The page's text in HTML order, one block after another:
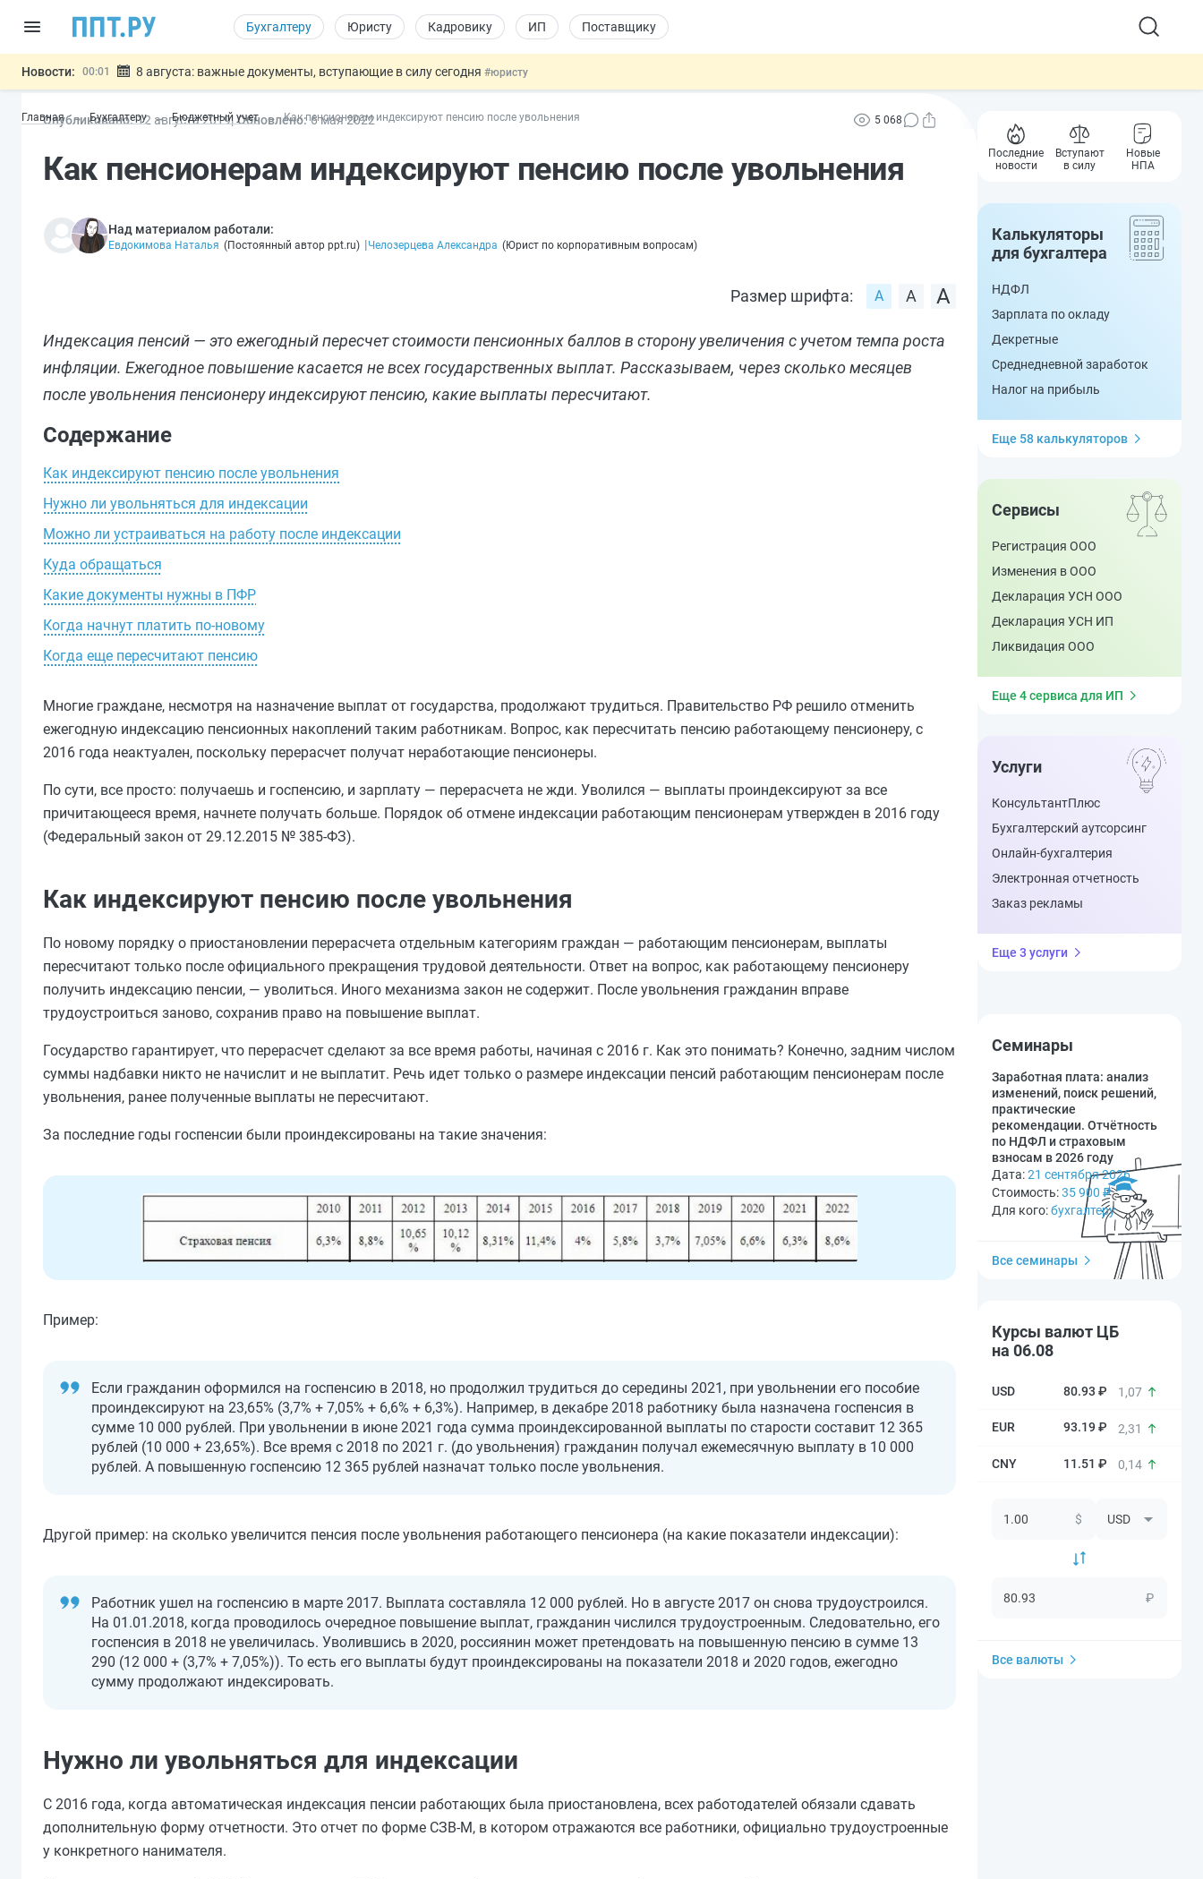
Бухгалтеру Юристу Кадровику ИП Поставщику
Новости: 00:01 8 августа: важные документы, вступающие в силу сегодня #юристу
07.08 Дистанционную работу беременных пропишут в ТК РФ #кадровику
07.08
Важно Разработают единые критерии трудовых и ГПХ-отношений #кадровику
Главная Бухгалтеру Бюджетный учет Как пенсионерам индексируют пенсию после увольнения
Опубликовано: 12 августа2019 Обновлено: 6 мая 2022 5 068
Как пенсионерам индексируют пенсию после увольнения
Над материалом работали:
Евдокимова Наталья (Постоянный автор ppt.ru) |Челозерцева Александра (Юрист по корпоративным вопросам)
Размер шрифта:
Индексация пенсий — это ежегодный пересчет стоимости пенсионных баллов в сторону увеличения с учетом темпа роста
инфляции. Ежегодное повышение касается не всех государственных выплат. Рассказываем, через сколько месяцев
после увольнения пенсионеру индексируют пенсию, какие выплаты пересчитают.
Содержание
Как индексируют пенсию после увольнения
Нужно ли увольняться для индексации
Можно ли устраиваться на работу после индексации
Куда обращаться
Какие документы нужны в ПФР
Когда начнут платить по-новому
Когда еще пересчитают пенсию
Многие граждане, несмотря на назначение выплат от государства, продолжают трудиться. Правительство РФ решило отменить
ежегодную индексацию пенсионных накоплений таким работникам. Вопрос, как пересчитать пенсию работающему пенсионеру, с
2016 года неактуален, поскольку перерасчет получат неработающие пенсионеры.
По сути, все просто: получаешь и госпенсию, и зарплату — перерасчета не жди. Уволился — выплаты проиндексируют за все
причитающееся время, начнете получать больше. Порядок об отмене индексации работающим пенсионерам утвержден в 2016 году
(Федеральный закон от 29.12.2015 № 385-ФЗ).
Как индексируют пенсию после увольнения
По новому порядку о приостановлении перерасчета отдельным категориям граждан — работающим пенсионерам, выплаты
пересчитают только после официального прекращения трудовой деятельности. Ответ на вопрос, как работающему пенсионеру
получить индексацию пенсии, — уволиться. Иного механизма закон не содержит. После увольнения гражданин вправе
трудоустроиться заново, сохранив право на повышение выплат.
Государство гарантирует, что перерасчет сделают за все время работы, начиная с 2016 г. Как это понимать? Конечно, задним числом
суммы надбавки никто не начислит и не выплатит. Речь идет только о размере индексации пенсий работающим пенсионерам после
увольнения, ранее полученные выплаты не пересчитают.
За последние годы госпенсии были проиндексированы на такие значения:
Пример:
Если гражданин оформился на госпенсию в 2018, но продолжил трудиться до середины 2021, при увольнении его пособие
проиндексируют на 23,65% (3,7% + 7,05% + 6,6% + 6,3%). Например, в декабре 2018 работнику была назначена госпенсия в
сумме 10 000 рублей. При увольнении в июне 2021 года сумма проиндексированной выплаты по старости составит 12 365
рублей (10 000 + 23,65%). Все время с 2018 по 2021 г. (до увольнения) гражданин получал ежемесячную выплату в 10 000
рублей. А повышенную госпенсию 12 365 рублей назначат только после увольнения.
Другой пример: на сколько увеличится пенсия после увольнения работающего пенсионера (на какие показатели индексации):
Работник ушел на госпенсию в марте 2017. Выплата составляла 12 000 рублей. Но в августе 2017 он снова трудоустроился.
На 01.01.2018, когда проводилось очередное повышение выплат, гражданин числился трудоустроенным. Следовательно, его
госпенсия в 2018 не увеличилась. Уволившись в 2020, россиянин может претендовать на повышенную пенсию в сумме 13
290 (12 000 + (3,7% + 7,05%)). То есть его выплаты будут проиндексированы на показатели 2018 и 2020 годов, ежегодно
сумму продолжают индексировать.
Нужно ли увольняться для индексации
С 2016 года, когда автоматическая индексация пенсии работающих была приостановлена, всех работодателей обязали сдавать
дополнительную форму отчетности. Это отчет по форме СЗВ-М, в котором отражаются все работники, официально трудоустроенные
у конкретного нанимателя.
Последние
новости
Вступают
в силу
Новые
НПА
Калькуляторы
для бухгалтера
НДФЛ
Зарплата по окладу
Декретные
Среднедневной заработок
Налог на прибыль
Еще 58 калькуляторов
Сервисы
Регистрация ООО
Изменения в ООО
Декларация УСН ООО
Декларация УСН ИП
Ликвидация ООО
Еще 4 сервиса для ИП
Услуги
КонсультантПлюс
Бухгалтерский аутсорсинг
Онлайн-бухгалтерия
Электронная отчетность
Заказ рекламы
Еще 3 услуги
Семинары
Заработная плата: анализ
изменений, поиск решений,
практические
рекомендации. Отчётность
по НДФЛ и страховым
взносам в 2026 году
Дата:21 сентября 2026
Стоимость:35 900 ₽
Для кого:бухгалтеру
Все семинары
Курсы валют ЦБ
на 06.08
80.93 ₽ 1,07
93.19 ₽ 2,31
11.51 ₽ 0,14
$
₽
Все валюты